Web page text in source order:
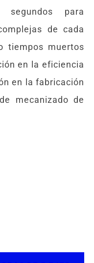
segundos para
de cada
tiempos muertos
en la eficiencia
en la fabricación
mecanizado de